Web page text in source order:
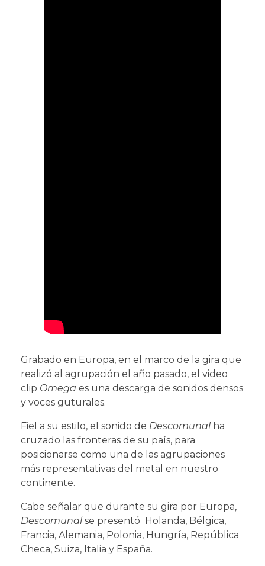
Grabado en Europa, en el marco de la gira que
realizó al agrupación el año pasado, el video
clip Omega es una descarga de sonidos densos
y voces guturales.
Fiel a su estilo, el sonido de Descomunalha
cruzado las fronteras de su país, para
posicionarse como una de las agrupaciones
más representativas del metal en nuestro
continente.
Cabe señalar que durante su gira por Europa,
Descomunalse presentó Holanda, Bélgica,
Francia, Alemania, Polonia, Hungría, República
Checa, Suiza, Italia y España.